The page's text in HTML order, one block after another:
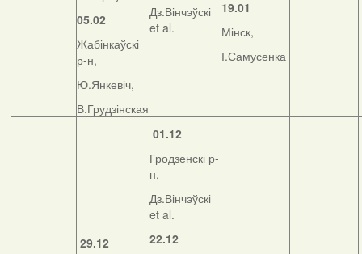
05.02
Жабінкаўскі
р-н,
Ю.Янкевіч,
В.Грудзінская
Дз.Вінчэўскі
et al.
19.01
Мінск,
І.Самусенка
29.12
01.12
Гродзенскі р-
н,
Дз.Вінчэўскі
et al.
22.12